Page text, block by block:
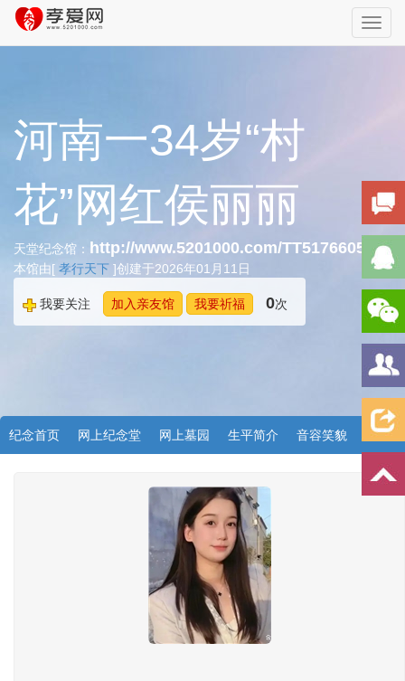
河南一34岁“村
花”网红侯丽丽
天堂纪念馆： http://www.5201000.com/TT517660594
本馆由[ 孝行天下 ]创建于2026年01月11日
我要关注 加入亲友馆 我要祈福 0次
纪念首页 网上纪念堂 网上墓园 生平简介 音容笑貌